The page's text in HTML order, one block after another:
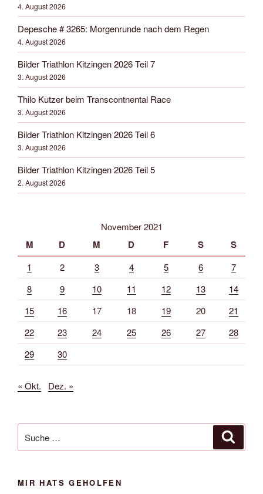
4. August 2026
Depesche # 3265: Morgenrunde nach dem Regen
4. August 2026
Bilder Triathlon Kitzingen 2026 Teil 7
3. August 2026
Thilo Kutzer beim Transcontnental Race
3. August 2026
Bilder Triathlon Kitzingen 2026 Teil 6
3. August 2026
Bilder Triathlon Kitzingen 2026 Teil 5
2. August 2026
November 2021
M D M D F S S
1 2 3 4 5 6
7
8
9 10 11 12 13
14
15
16 17 18 19 20
21
22
23 24 25 26 27
28
29
30
« Okt. Dez. »
nach:
MIR HATS GEHOLFEN